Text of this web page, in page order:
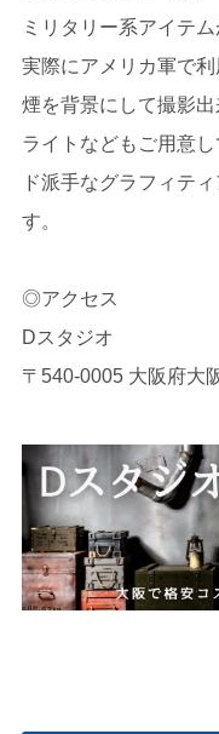
ミリタリー系アイテ
実際にアメリカ軍で利
煙を背景にして撮影
ライトなどもご用意し
ド派手なグラフィテ
す。
◎アクセス
Dスタジオ
〒540-0005 大阪府大